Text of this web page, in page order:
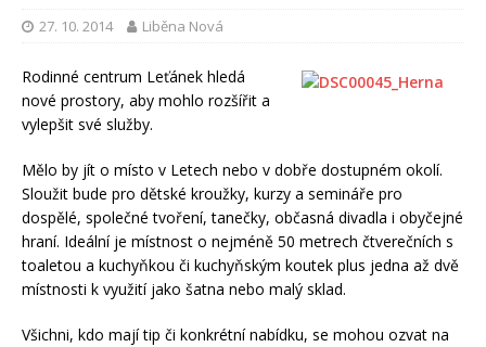
27. 10. 2014 Liběna Nová
Rodinné centrum Leťánek hledá
nové prostory, aby mohlo rozšířit a
vylepšit své služby.
Mělo by jít o místo v Letech nebo v dobře dostupném okolí.
Sloužit bude pro dětské kroužky, kurzy a semináře pro
dospělé, společné tvoření, tanečky, občasná divadla i obyčejné
hraní. Ideální je místnost o nejméně 50 metrech čtverečních s
toaletou a kuchyňkou či kuchyňským koutek plus jedna až dvě
místnosti k využití jako šatna nebo malý sklad.
Všichni, kdo mají tip či konkrétní nabídku, se mohou ozvat na